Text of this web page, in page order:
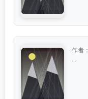
作者：